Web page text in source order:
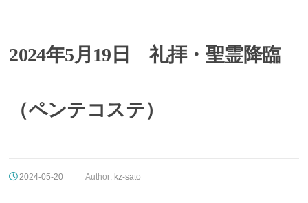
2024年5月19日 礼拝・聖霊降臨
（ペンテコステ）
2024-05-20 Author: kz-sato